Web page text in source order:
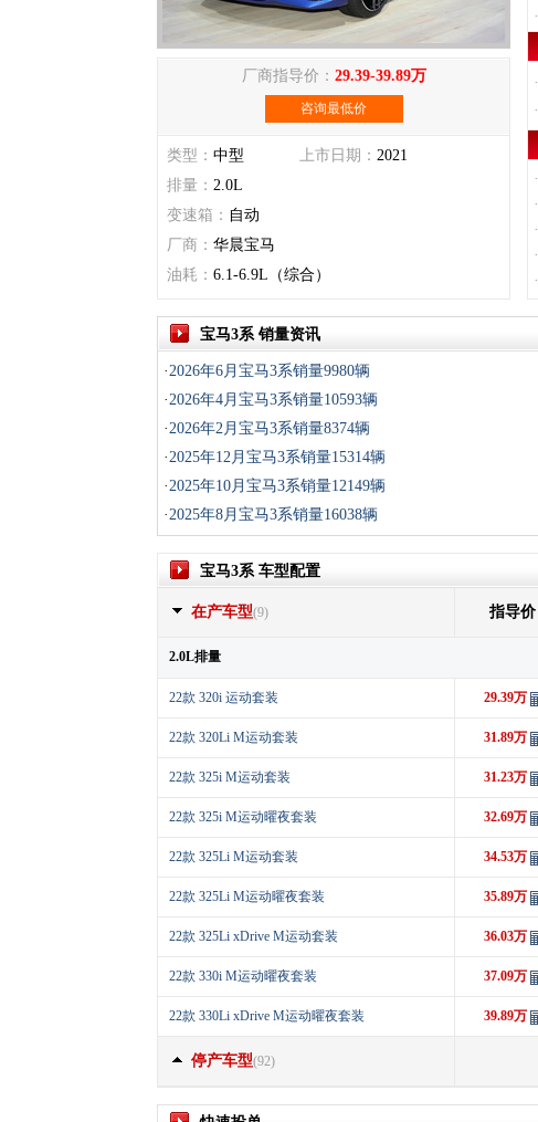
厂商指导价： 29.39-39.89万
咨询最低价
类型： 中型 上市日期： 2021
排量： 2.0L
变速箱： 自动
厂商： 华晨宝马
油耗： 6.1-6.9L（综合）
·
·
·
·
·
·
·
·
宝马3系 销量资讯
·2026年6月宝马3系销量9980辆
·2026年4月宝马3系销量10593辆
·2026年2月宝马3系销量8374辆
·2025年12月宝马3系销量15314辆
·2025年10月宝马3系销量12149辆
·2025年8月宝马3系销量16038辆
宝马3系 车型配置
在产车型(9) 指导价
2.0L排量
22款 320i 运动套装 29.39万
22款 320Li M运动套装 31.89万
22款 325i M运动套装 31.23万
22款 325i M运动曜夜套装 32.69万
22款 325Li M运动套装 34.53万
22款 325Li M运动曜夜套装 35.89万
22款 325Li xDrive M运动套装 36.03万
22款 330i M运动曜夜套装 37.09万
22款 330Li xDrive M运动曜夜套装 39.89万
停产车型(92)